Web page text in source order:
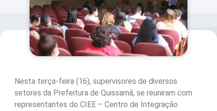
Nesta terça-feira (16), supervisores de diversos
setores da Prefeitura de Quissamã, se reuniram com
representantes do CIEE – Centro de Integração